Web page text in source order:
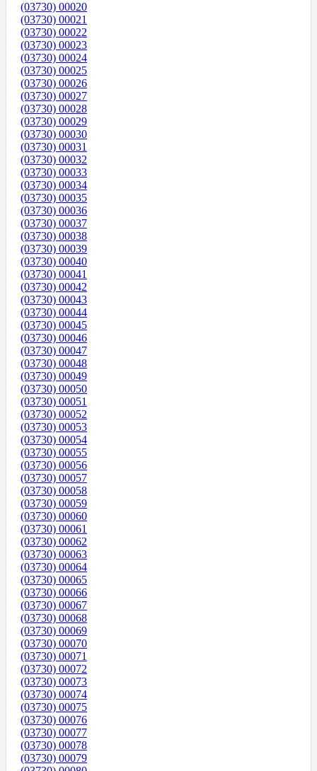
(03730) 00020
(03730) 00021
(03730) 00022
(03730) 00023
(03730) 00024
(03730) 00025
(03730) 00026
(03730) 00027
(03730) 00028
(03730) 00029
(03730) 00030
(03730) 00031
(03730) 00032
(03730) 00033
(03730) 00034
(03730) 00035
(03730) 00036
(03730) 00037
(03730) 00038
(03730) 00039
(03730) 00040
(03730) 00041
(03730) 00042
(03730) 00043
(03730) 00044
(03730) 00045
(03730) 00046
(03730) 00047
(03730) 00048
(03730) 00049
(03730) 00050
(03730) 00051
(03730) 00052
(03730) 00053
(03730) 00054
(03730) 00055
(03730) 00056
(03730) 00057
(03730) 00058
(03730) 00059
(03730) 00060
(03730) 00061
(03730) 00062
(03730) 00063
(03730) 00064
(03730) 00065
(03730) 00066
(03730) 00067
(03730) 00068
(03730) 00069
(03730) 00070
(03730) 00071
(03730) 00072
(03730) 00073
(03730) 00074
(03730) 00075
(03730) 00076
(03730) 00077
(03730) 00078
(03730) 00079